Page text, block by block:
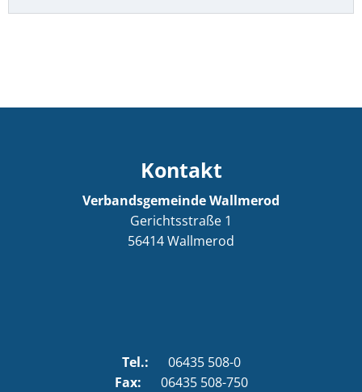
Kontakt
Verbandsgemeinde Wallmerod
Gerichtsstraße 1
56414Wallmerod
Tel.:
06435 508-0
Fax: 06435 508-750